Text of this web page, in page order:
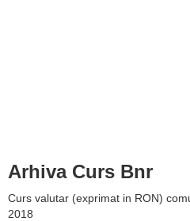
Arhiva Curs Bnr
Curs valutar (exprimat in RON)
2018